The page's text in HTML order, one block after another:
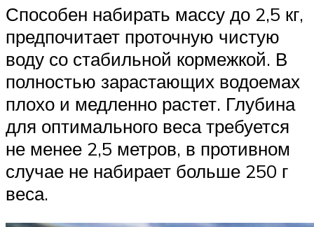
Способен набирать массу до 2,5 кг,
предпочитает проточную чистую
воду со стабильной кормежкой. В
полностью зарастающих водоемах
плохо и медленно растет. Глубина
для оптимального веса требуется
не менее 2,5 метров, в противном
случае не набирает больше 250 г
веса.